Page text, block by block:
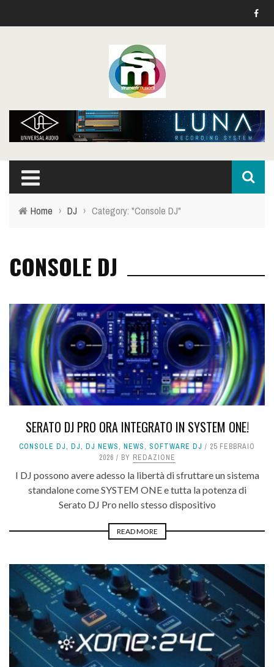
Home › DJ › Category: "Console DJ"
CONSOLE DJ
SERATO DJ PRO ORA INTEGRATO IN SYSTEM ONE!
CONSOLE DJ, DJ, DJ NEWS, NEWS, SOFTWARE DJ
25 FEBBRAIO
2026
BY REDAZIONE
I DJ possono avere adesso la libertà di sfruttare un sistema
standalone come SYSTEM ONE e tutta la potenza di
Serato DJ Pro nello stesso dispositivo
READ MORE